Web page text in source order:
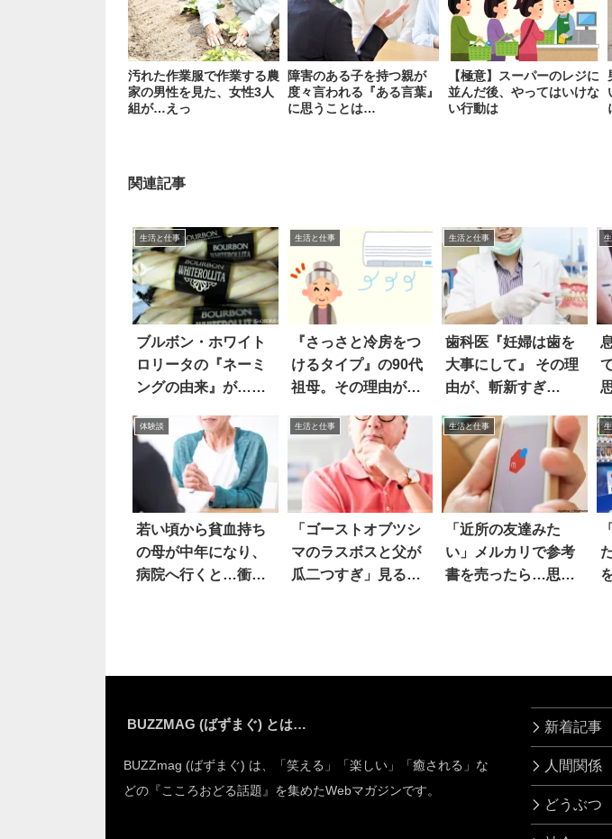
汚れた作業服で作業する農
家の男性を見た、女性3人
組が…えっ
障害のある子を持つ親が
度々言われる『ある言葉』
に思うことは…
【極意】スーパーのレジに
並んだ後、やってはいけな
い行動は
関連記事
生活と仕事
ブルボン・ホワイト
ロリータの『ネーミ
ングの由来』が…意
生活と仕事
『さっさと冷房をつ
けるタイプ』の90代
祖母。その理由が…
生活と仕事
歯科医『妊婦は歯を
大事にして』 その理
由が、斬新すぎ
体験談
若い頃から貧血持ち
の母が中年になり、
病院へ行くと…衝撃
生活と仕事
「ゴーストオブツシ
マのラスボスと父が
瓜二つすぎ」見る
生活と仕事
「近所の友達みた
い」メルカリで参考
書を売ったら…思わ
BUZZMAG (ばずまぐ) とは…
BUZZmag (ばずまぐ) は、「笑える」「楽しい」「癒される」な
どの『こころおどる話題』を集めたWebマガジンです。
新着記事
人間関係
どうぶつ